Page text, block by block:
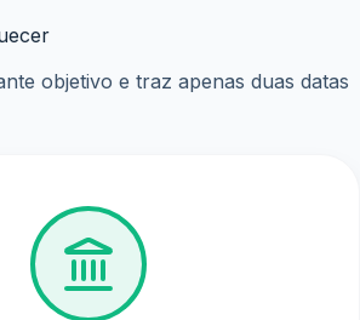
objetivo e traz apenas duas datas